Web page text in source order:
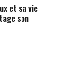
et sa vie
son